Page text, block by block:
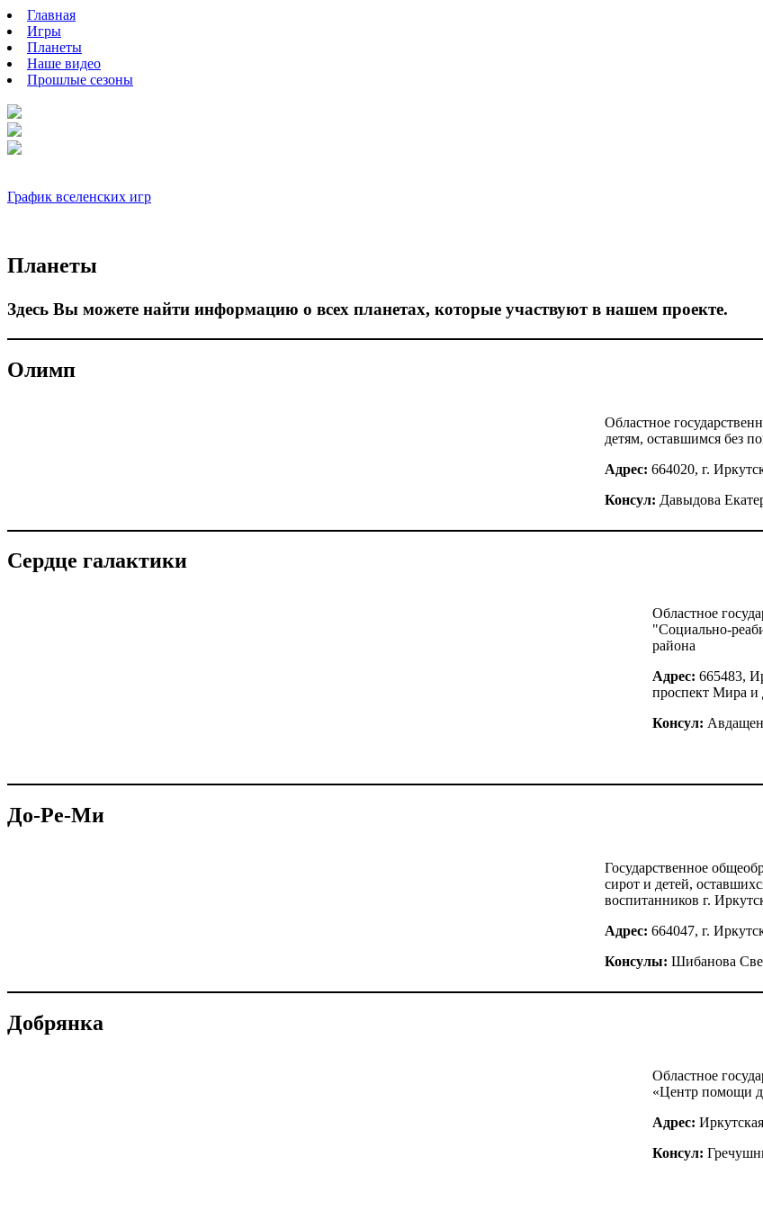
Главная
Игры
Планеты
Наше видео
Прошлые сезоны
График вселенских игр
Планеты
Здесь Вы можете найти информацию о всех планетах, которые участвуют в нашем проекте.
Олимп
Областное
детям, оставшимся без
Адрес: 664020, г.
Консул: Давыдова
Сердце галактики
Областное
"Социально-
района
Адрес: 665483,
проспект Мира
Консул:
До-Ре-Ми
Государственное
сирот и детей,
воспитанников г.
Адрес: 664047, г.
Консулы: Шибанова
Добрянка
Областное
«Центр помощи
Адрес:
Консул: